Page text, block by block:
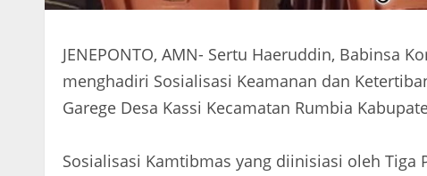
JENEPONTO, AMN- Sertu Haeruddin, Babinsa
menghadiri Sosialisasi Keamanan dan
Garege Desa Kassi Kecamatan Rumbia
Sosialisasi Kamtibmas yang diinisiasi oleh Tiga